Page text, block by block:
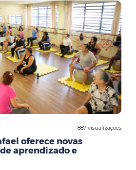
887 visualizações
oferece novas
aprendizado e